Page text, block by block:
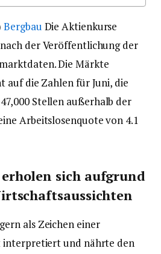
Bergbau Die Aktienkurse
der Veröffentlichung der
Die Märkte
auf die Zahlen für Juni, die
Stellen außerhalb der
Arbeitslosenquote von 4.1
sich aufgrund
als Zeichen einer
interpretiert und nährte den